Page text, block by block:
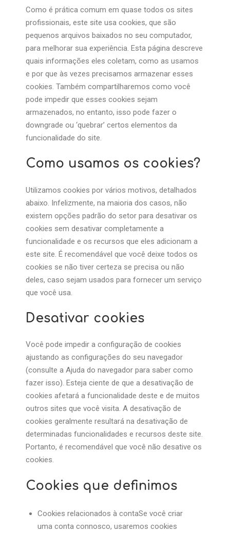
Como é prática comum em quase todos os sites
profissionais, este site usa cookies, que são
pequenos arquivos baixados no seu computador,
para melhorar sua experiência. Esta página descreve
quais informações eles coletam, como as usamos
e por que às vezes precisamos armazenar esses
cookies. Também compartilharemos como você
pode impedir que esses cookies sejam
armazenados, no entanto, isso pode fazer o
downgrade ou ‘quebrar’ certos elementos da
funcionalidade do site.
Como usamos os cookies?
Utilizamos cookies por vários motivos, detalhados
abaixo. Infelizmente, na maioria dos casos, não
existem opções padrão do setor para desativar os
cookies sem desativar completamente a
funcionalidade e os recursos que eles adicionam a
este site. É recomendável que você deixe todos os
cookies se não tiver certeza se precisa ou não
deles, caso sejam usados ​​para fornecer um serviço
que você usa.
Desativar cookies
Você pode impedir a configuração de cookies
ajustando as configurações do seu navegador
(consulte a Ajuda do navegador para saber como
fazer isso). Esteja ciente de que a desativação de
cookies afetará a funcionalidade deste e de muitos
outros sites que você visita. A desativação de
cookies geralmente resultará na desativação de
determinadas funcionalidades e recursos deste site.
Portanto, é recomendável que você não desative os
cookies.
Cookies que definimos
Cookies relacionados à contaSe você criar
uma conta connosco, usaremos cookies